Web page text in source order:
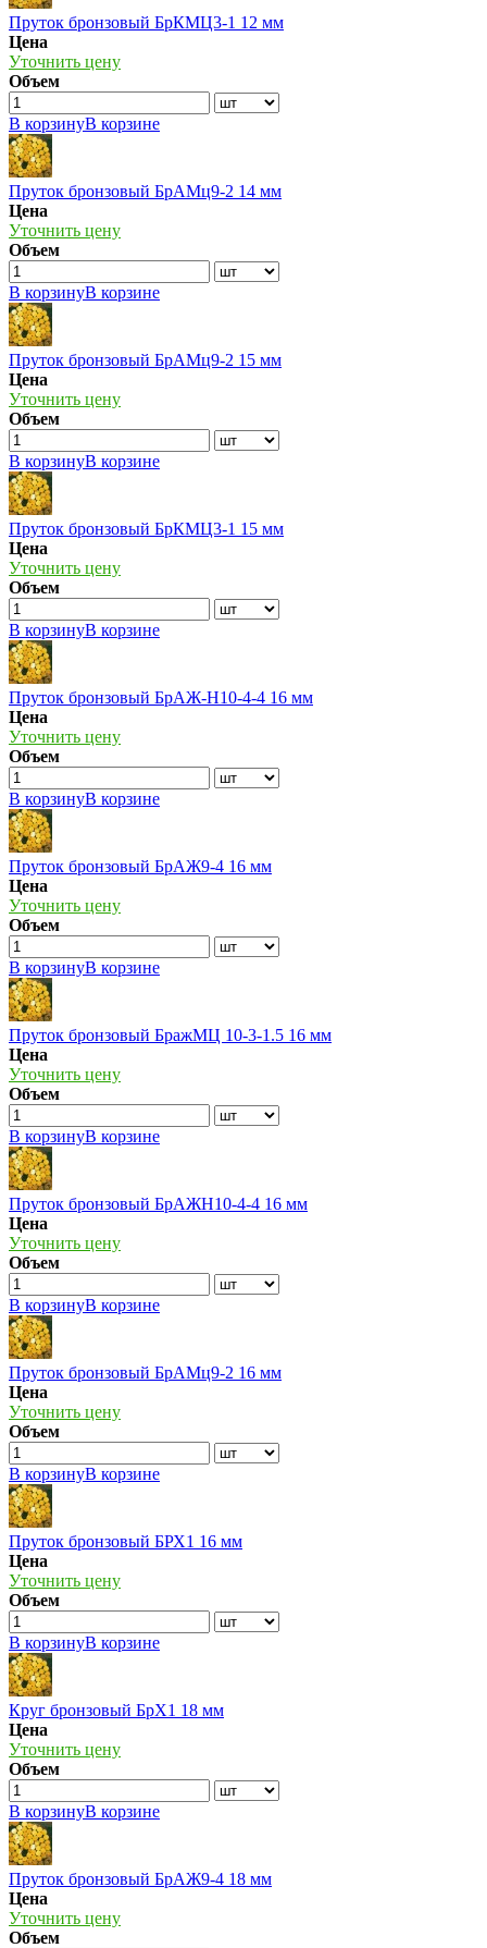
Пруток бронзовый БрКМЦ3-1 12 мм
Цена
Уточнить цену
Объем
В корзинуВ корзине
Пруток бронзовый БрАМц9-2 14 мм
Цена
Уточнить цену
Объем
В корзинуВ корзине
Пруток бронзовый БрАМц9-2 15 мм
Цена
Уточнить цену
Объем
В корзинуВ корзине
Пруток бронзовый БрКМЦ3-1 15 мм
Цена
Уточнить цену
Объем
В корзинуВ корзине
Пруток бронзовый БрАЖ-Н10-4-4 16 мм
Цена
Уточнить цену
Объем
В корзинуВ корзине
Пруток бронзовый БрАЖ9-4 16 мм
Цена
Уточнить цену
Объем
В корзинуВ корзине
Пруток бронзовый БражМЦ 10-3-1.5 16 мм
Цена
Уточнить цену
Объем
В корзинуВ корзине
Пруток бронзовый БрАЖН10-4-4 16 мм
Цена
Уточнить цену
Объем
В корзинуВ корзине
Пруток бронзовый БрАМц9-2 16 мм
Цена
Уточнить цену
Объем
В корзинуВ корзине
Пруток бронзовый БРХ1 16 мм
Цена
Уточнить цену
Объем
В корзинуВ корзине
Круг бронзовый БрХ1 18 мм
Цена
Уточнить цену
Объем
В корзинуВ корзине
Пруток бронзовый БрАЖ9-4 18 мм
Цена
Уточнить цену
Объем